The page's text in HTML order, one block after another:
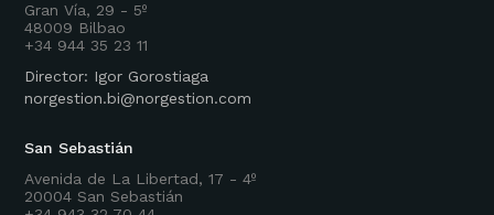
Gran Vía, 29 - 5º
48009 Bilbao
+34 944 35 23 11
Director: Igor Gorostiaga
norgestion.bi@norgestion.com
San Sebastián
Avenida de La Libertad, 17 - 4º
20004 San Sebastián